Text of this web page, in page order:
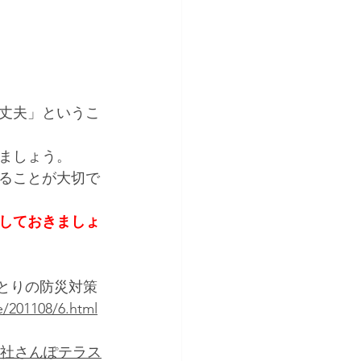
夫」というこ
しょう。
ことが大切で
ておきましょ
りの防災対策
6.html
さんぽテラス